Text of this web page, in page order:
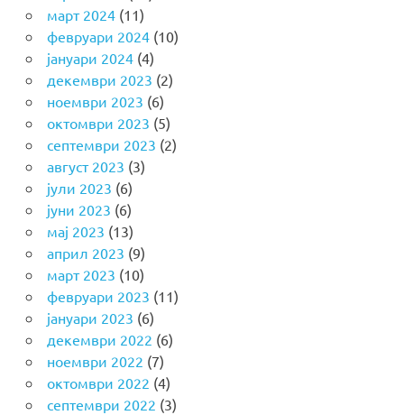
март 2024(11)
февруари 2024(10)
јануари 2024(4)
декември 2023 (2)
ноември 2023 (6)
октомври 2023 (5)
септември 2023 (2)
август 2023 (3)
јули 2023 (6)
јуни 2023 (6)
мај 2023 (13)
април 2023 (9)
март 2023 (10)
февруари 2023 (11)
јануари 2023 (6)
декември 2022 (6)
ноември 2022 (7)
октомври 2022 (4)
септември 2022 (3)